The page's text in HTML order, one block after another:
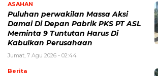
ASAHAN
Puluhan perwakilan Massa Aksi
Damai Di Depan Pabrik PKS PT ASL
Meminta 9 Tuntutan Harus Di
Kabulkan Perusahaan
Jumat, 7 Agu 2026 - 02:44
Berita